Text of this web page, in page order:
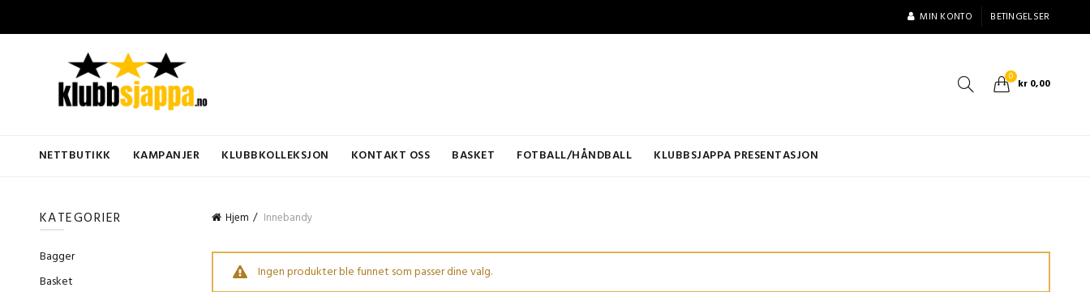
MIN KONTO BETINGELSER
0 kr0,00
NETTBUTIKK KAMPANJER KLUBBKOLLEKSJON KONTAKT OSS BASKET FOTBALL/HÅNDBALL KLUBBSJAPPA PRESENTASJON
Hjem Innebandy
Ingen produkter ble funnet som passer dine valg.
KATEGORIER
Bagger
Basket